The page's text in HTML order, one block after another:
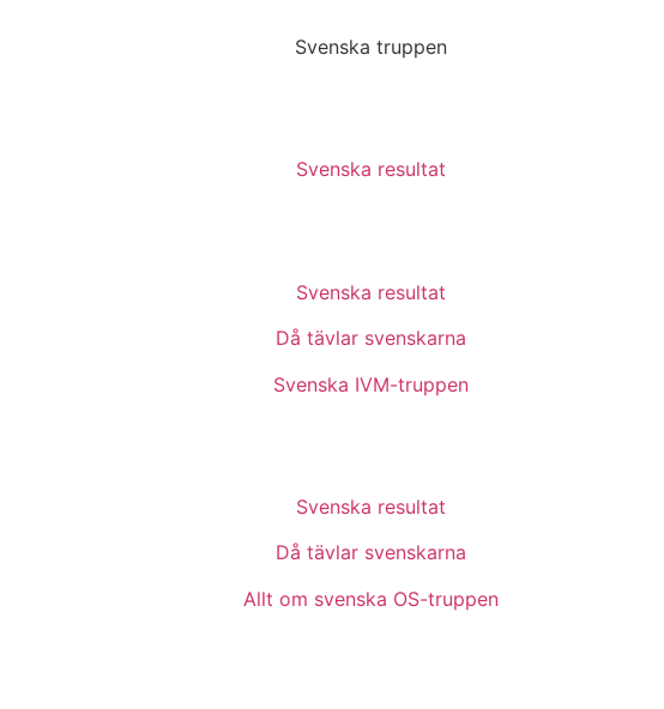
Svenska truppen
Svenska resultat
Svenska resultat
Då tävlar svenskarna
Svenska IVM-truppen
Svenska resultat
Då tävlar svenskarna
Allt om svenska OS-truppen